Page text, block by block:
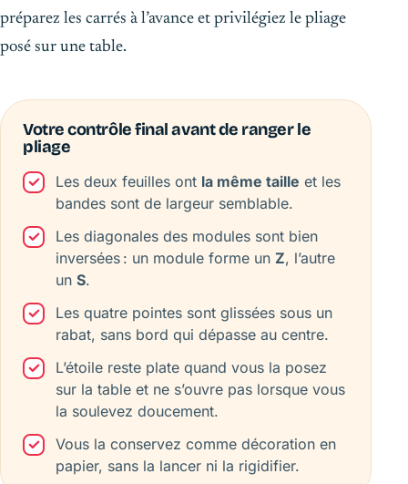
préparez les carrés à l’avance et privilégiez le pliage
posé sur une table.
Votre contrôle final avant de ranger le
pliage
Les deux feuilles ont la même taille et les
bandes sont de largeur semblable.
Les diagonales des modules sont bien
inversées : un module forme un Z, l’autre
un S.
Les quatre pointes sont glissées sous un
rabat, sans bord qui dépasse au centre.
L’étoile reste plate quand vous la posez
sur la table et ne s’ouvre pas lorsque vous
la soulevez doucement.
Vous la conservez comme décoration en
papier, sans la lancer ni la rigidifier.